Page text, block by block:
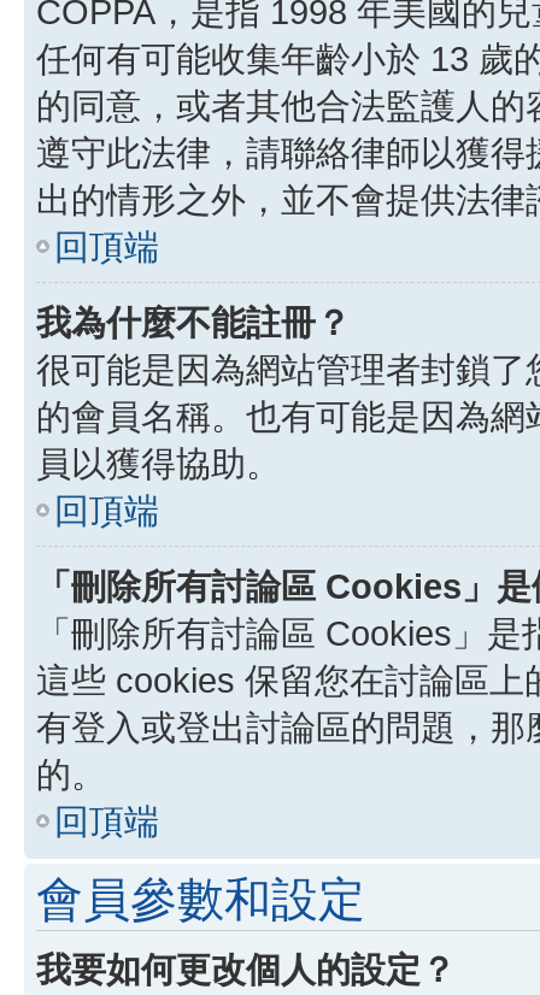
COPPA，是指 1998 年美國的
任何有可能收集年齡小於 13 歲
的同意，或者其他合法監護人
遵守此法律，請聯絡律師以獲
出的情形之外，並不會提供法
回頂端
我為什麼不能註冊？
很可能是因為網站管理者封鎖
的會員名稱。也有可能是因為
員以獲得協助。
回頂端
「刪除所有討論區 Cookies」
「刪除所有討論區 Cookies」
這些 cookies 保留您在討論區
有登入或登出討論區的問題，
的。
回頂端
會員參數和設定
我要如何更改個人的設定？